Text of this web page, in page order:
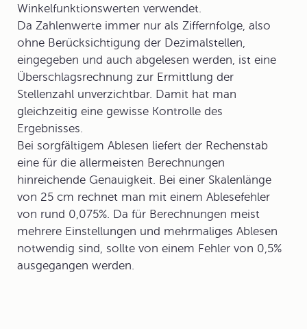
Winkelfunktionswerten verwendet.
Da Zahlenwerte immer nur als Ziffernfolge, also
ohne Berücksichtigung der Dezimalstellen,
eingegeben und auch abgelesen werden, ist eine
Überschlagsrechnung zur Ermittlung der
Stellenzahl unverzichtbar. Damit hat man
gleichzeitig eine gewisse Kontrolle des
Ergebnisses.
Bei sorgfältigem Ablesen liefert der Rechenstab
eine für die allermeisten Berechnungen
hinreichende Genauigkeit. Bei einer Skalenlänge
von 25 cm rechnet man mit einem Ablesefehler
von rund 0,075%. Da für Berechnungen meist
mehrere Einstellungen und mehrmaliges Ablesen
notwendig sind, sollte von einem Fehler von 0,5%
ausgegangen werden.